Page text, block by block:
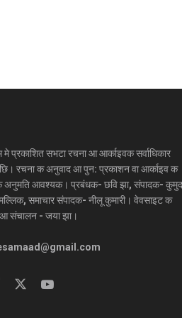
मे प्रकाशित सभटा रचना आ आर्काइवक सर्वाधिकार
रचना क अनुवाद आ पुन: प्रकाशन वा आर्काइव क
अनुमति आवश्यक। प्रबंधक- छवि झा, संपादक- कुमुद
समाचार संपादक- नीलू कुमारी। वेवसाइट क
संचालन - जया झा।
esamaad@gmail.com